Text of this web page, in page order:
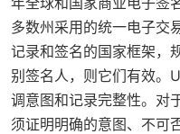
多数州采用的统一电子交
记录和签名的国家框架，
别签名人，则它们有效。
调意图和记录完整性。对
须证明明确的意图、不可